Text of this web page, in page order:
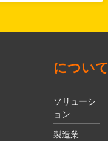
について
ソリューシ
ョン
製造業